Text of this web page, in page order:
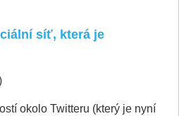
síť, která je
okolo Twitteru (který je nyní